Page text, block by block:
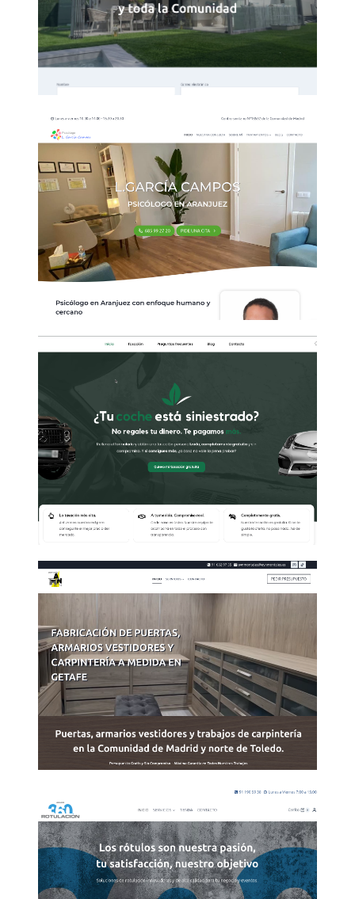
Diseño Web para clínica de
psicología Aranjuez
diseño página web para
tasación de vehículos
siniestrados
Web carpintería y mobiliario a
medida Getafe
Diseño ecommerce de artes
gráficas Parla